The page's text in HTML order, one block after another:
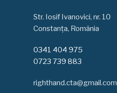
Str. Iosif Ivanovici, nr. 10
Constanța, România
0341 404 975
0723 739 883
righthand.cta@gmail.com